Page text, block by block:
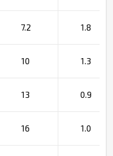
7.2 1.8
10 1.3
13 0.9
16 1.0